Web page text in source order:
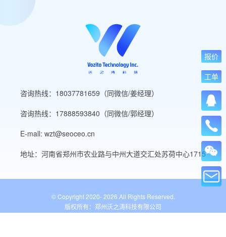
咨询热线：18037781659（同微信/姜经理）
咨询热线：17888593840（同微信/郭经理）
E-mall: wzt@seoceo.cn
地址：河南省郑州市农业路与中州大道交汇处苏荷中心1715
© Copyright 2020-2026 All Rights Reserved.
版权所有：郑州沃之涛科技有限公司
报价
工单